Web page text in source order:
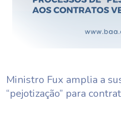
Ministro Fux amplia a
“pejotização” para